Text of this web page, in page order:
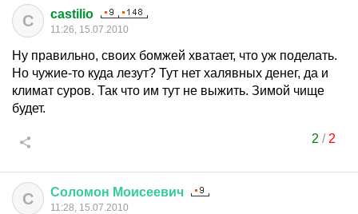
C castilio
11:26, 15.07.2010
Ну правильно, своих бомжей хватает, что уж поделать.
Но чужие-то куда лезут? Тут нет халявных денег, да и
климат суров. Так что им тут не выжить. Зимой чище
будет.
2 / 2
С Соломон Моисеевич
11:28, 15.07.2010